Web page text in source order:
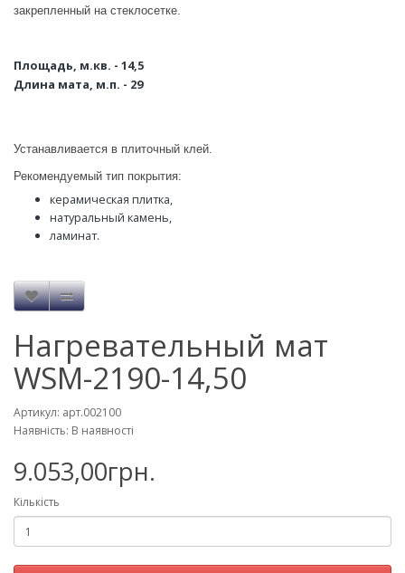
закрепленный на стеклосетке.
Площадь, м.кв. - 14,5
Длина мата, м.п. - 29
Устанавливается в плиточный клей.
Рекомендуемый тип покрытия:
керамическая плитка,
натуральный камень,
ламинат.
Нагревательный мат
WSM-2190-14,50
Артикул: арт.002100
Наявність: В наявності
9.053,00грн.
Кількість